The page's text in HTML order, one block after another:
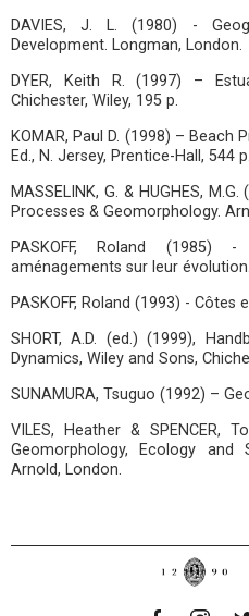
DAVIES, J. L. (1980) -
Development. Longman, London.
DYER, Keith R. (1997) –
Chichester, Wiley, 195 p.
KOMAR, Paul D. (1998) – Beach
Ed., N. Jersey, Prentice-Hall, 544 p.
MASSELINK, G. & HUGHES,
Processes & Geomorphology.
PASKOFF, Roland
aménagements sur leur
PASKOFF, Roland (1993) - Côtes
SHORT, A.D. (ed.) (1999),
Dynamics, Wiley and Sons,
SUNAMURA, Tsuguo (1992) –
VILES, Heather & SPENCER,
Geomorphology, Ecology
Arnold, London.